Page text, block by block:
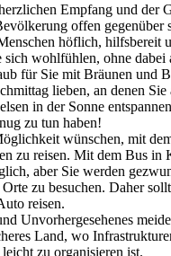
Empfang und der
offen gegenüber
höflich, hilfsbereit
sich wohlfühlen, ohne dabei
für Sie mit Bräunen und
lieben, an denen
in der Sonne
zu tun haben!
wünschen, mit
zu reisen. Mit dem Bus in
aber Sie werden
Orte zu besuchen. Daher
reisen.
Unvorhergesehenes
Land, wo
zu organisieren ist.